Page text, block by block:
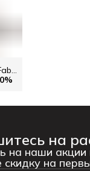
%
на
на наши акции
скидку на